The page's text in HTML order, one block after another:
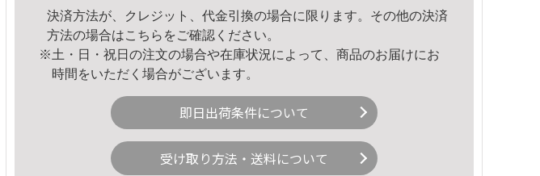
決済方法が、クレジット、代金引換の場合に限ります。その他の決済
方法の場合はこちら をご確認ください。
※土・日・祝日の注文の場合や在庫状況によって、商品のお届けにお
時間をいただく場合がございます。
即日出荷条件について
受け取り方法・送料について